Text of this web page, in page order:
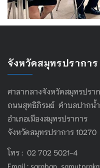
จังหวัดสมุทรปราการ
ศาลากลางจังหวัดสมุทรปรา
ถนนสุทธิภิรมย์ ตำบลปากน้ำ
อำเภอเมืองสมุทรปราการ
จังหวัดสมุทรปราการ 10270
โทร : 02 702 5021-4
Email :